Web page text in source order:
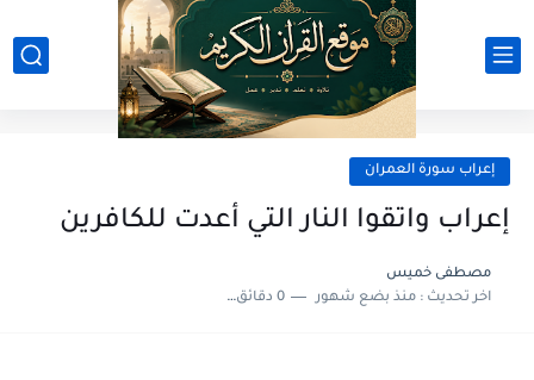
إعراب سورة العمران
إعراب واتقوا النار التي أعدت للكافرين
مصطفى خميس
اخر تحديث :منذ بضع شهور 0 دقائق للقراءة